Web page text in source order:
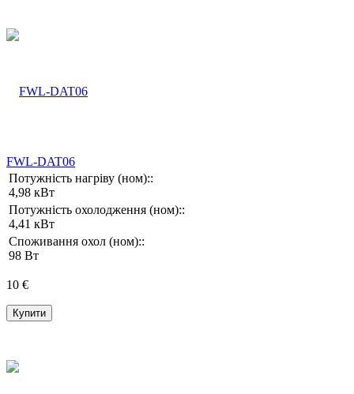
FWL-DAT06
Потужність нагріву (ном)::
4,98 кВт
Потужність охолодження (ном)::
4,41 кВт
Споживання охол (ном)::
98 Вт
10 €
Купити